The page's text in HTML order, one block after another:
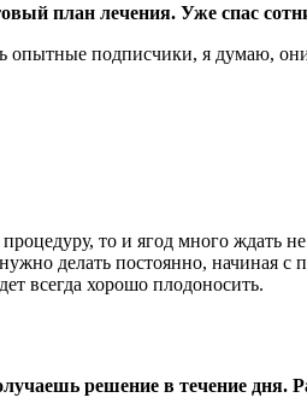
план лечения. Уже спас
опытные подписчики, я думаю,
то и ягод много ждать
делать постоянно, начиная
всегда хорошо плодоносить.
решение в течение дня.